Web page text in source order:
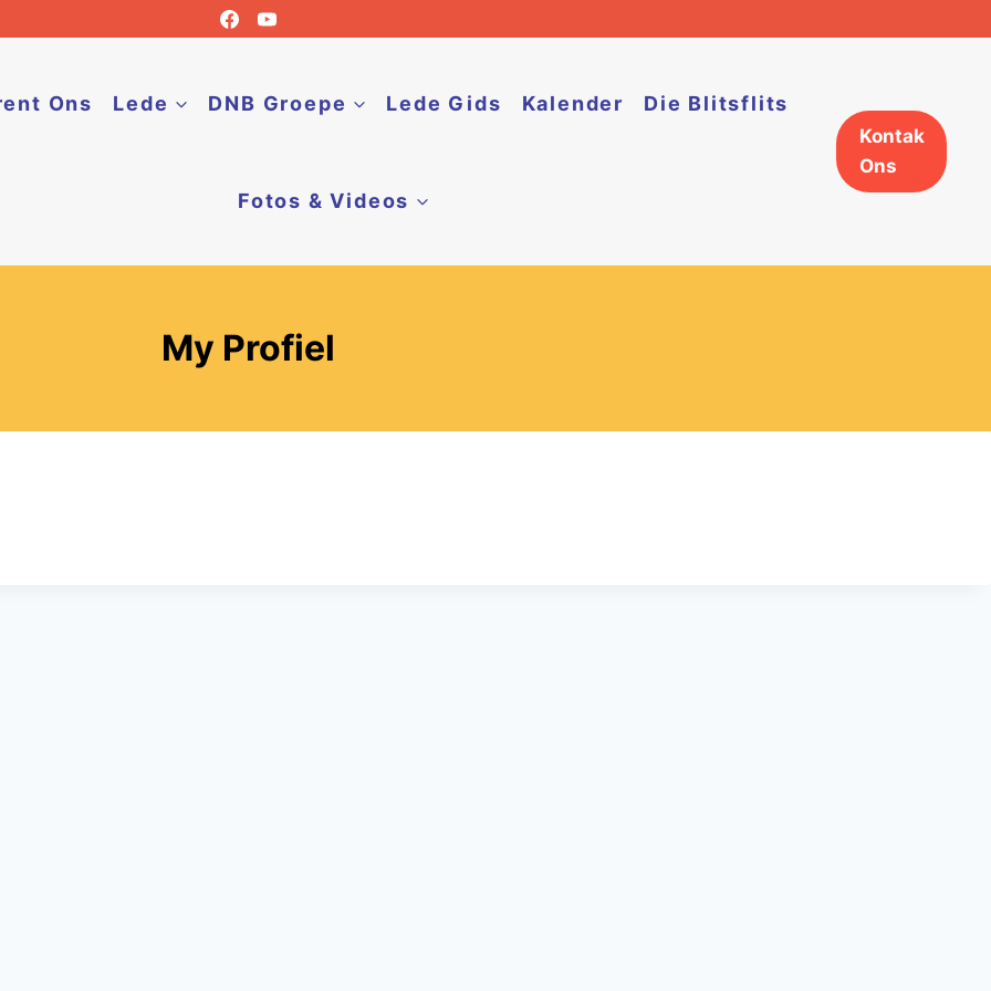
Ons Lede DNB Groepe Lede Gids Kalender Die Blitsflits
Fotos & Videos
Kontak
Ons
My Profiel